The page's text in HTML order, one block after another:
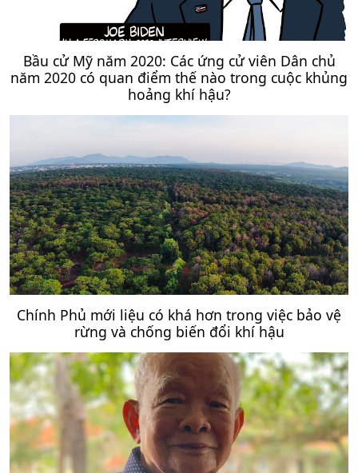
Bầu cử Mỹ năm 2020: Các ứng cử viên Dân chủ
năm 2020 có quan điểm thế nào trong cuộc khủng
hoảng khí hậu?
Chính Phủ mới liệu có khá hơn trong việc bảo vệ
rừng và chống biến đổi khí hậu